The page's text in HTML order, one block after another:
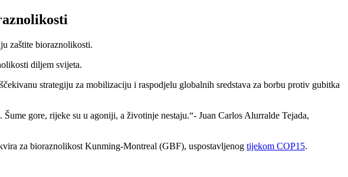
zaštite bioraznolikosti.
diljem svijeta.
strategiju za mobilizaciju i raspodjelu globalnih sredstava za borbu protiv gubitka
gore, rijeke su u agoniji, a životinje nestaju. - Juan Carlos Alurralde Tejada,
za bioraznolikost Kunming-Montreal (GBF), uspostavljenog tijekom COP15.